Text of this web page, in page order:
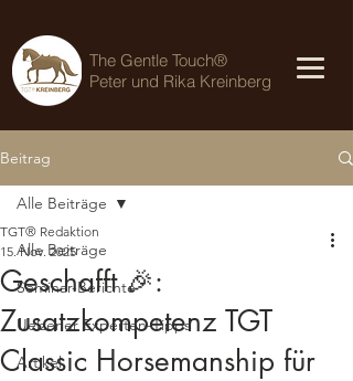
The Gentle Touch®
Peter und Rika Kreinberg
Beitrag
Alle Beiträge
Seminar-Berichte
Uelzener Experten-Tipps
Artikel
Alle Beiträge
Geschafft 🎉:
Zusatzkompetenz TGT
Classic Horsemanship für
TGT® Redaktion
15. Nov. 2025